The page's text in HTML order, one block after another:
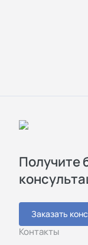
Получите
Заказать
Контакты